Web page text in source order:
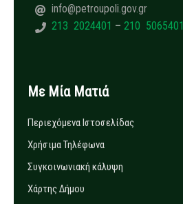
info@petroupoli.gov.gr
213 2024401 – 210 5065401
Με Μία Ματιά
Περιεχόμενα Ιστοσελίδας
Χρήσιμα Τηλέφωνα
Συγκοινωνιακή κάλυψη
Χάρτης Δήμου